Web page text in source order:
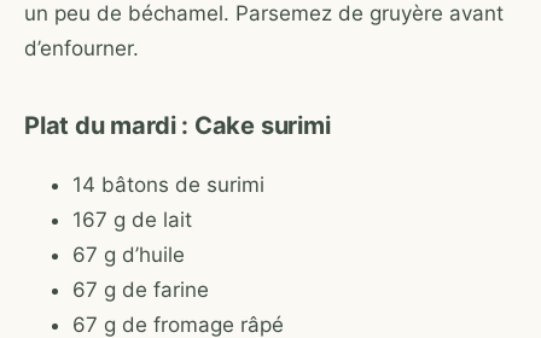
un peu de béchamel. Parsemez de gruyère avant
d’enfourner.
Plat du mardi : Cake surimi
14 bâtons de surimi
167 g de lait
67 g d’huile
67 g de farine
67 g de fromage râpé